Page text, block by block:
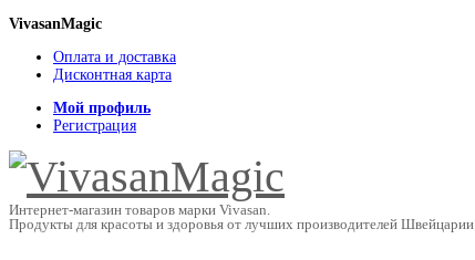
VivasanMagic
Оплата и доставка
Дисконтная карта
Мой профиль
Регистрация
Интернет-магазин товаров марки Vivasan.
Продукты для красоты и здоровья от лучших производителей Швейцарии